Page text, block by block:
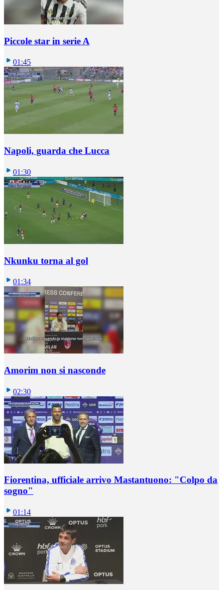
Piccole star in serie A
01:45
Napoli, guarda che Lucca
01:30
Nkunku torna al gol
01:34
Amorim non si nasconde
02:30
Fiorentina, ufficiale arrivo Mastantuono: "Colpo da
sogno"
01:14